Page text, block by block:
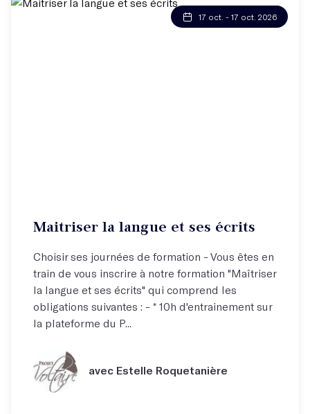
17 oct. - 17 oct. 2026
Maitriser la langue et ses écrits
Choisir ses journées de formation - Vous êtes en
train de vous inscrire à notre formation "Maîtriser
la langue et ses écrits" qui comprend les
obligations suivantes : - * 10h d'entrainement sur
la plateforme du P...
avec Estelle Roquetanière